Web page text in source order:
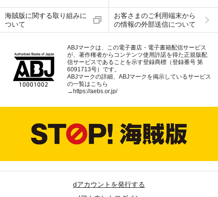
海賊版に関する取り組みに
ついて
お客さまのご利用端末から
の情報の外部送信について
ABJマークは、この電子書店・電子書籍配信サービス
が、著作権者からコンテンツ使用許諾を得た正規版配
信サービスであることを示す登録商標（登録番号 第
6091713号）です。
ABJマークの詳細、ABJマークを掲示しているサービス
の一覧はこちら
→ https://aebs.or.jp/
dアカウントを発行する